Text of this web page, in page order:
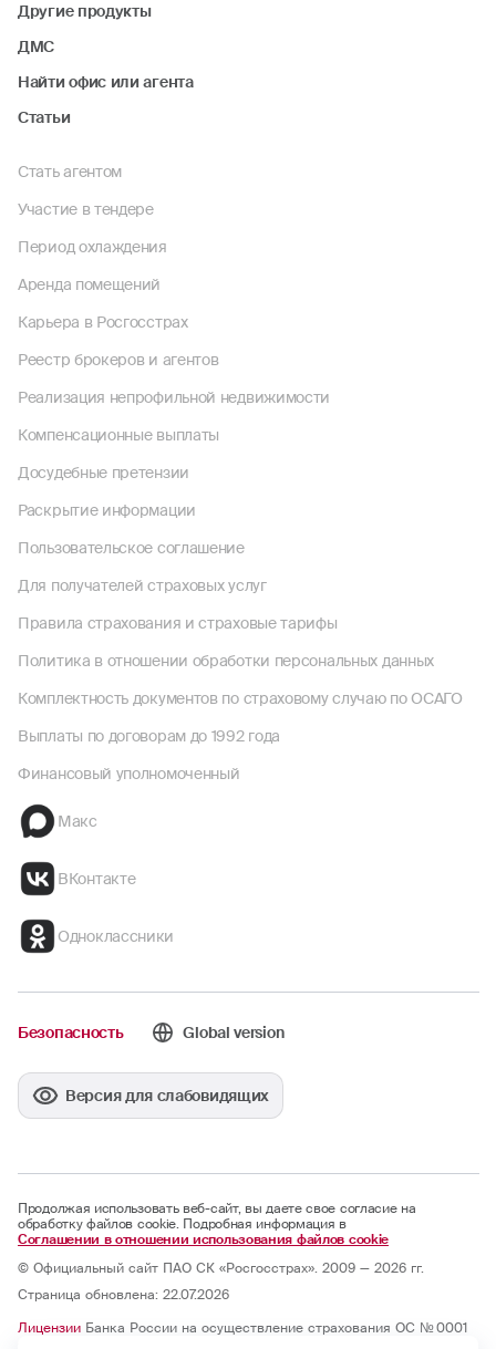
Другие продукты
ДМС
Найти офис или агента
Статьи
Стать агентом
Участие в тендере
Период охлаждения
Аренда помещений
Карьера в Росгосстрах
Реестр брокеров и агентов
Реализация непрофильной недвижимости
Компенсационные выплаты
Досудебные претензии
Раскрытие информации
Пользовательское соглашение
Для получателей страховых услуг
Правила страхования и страховые тарифы
Политика в отношении обработки персональных данных
Комплектность документов по страховому случаю по ОСАГО
Выплаты по договорам до 1992 года
Финансовый уполномоченный
Макс
ВКонтакте
Одноклассники
Безопасность Global version
Версия для слабовидящих
Продолжая использовать веб-сайт, вы даете свое согласие на
обработку файлов cookie. Подробная информация в
Соглашении в отношении использования файлов cookie
© Официальный сайт ПАО СК «Росгосстрах». 2009 — 2026 гг.
Страница обновлена: 22.07.2026
Лицензии Банка России на осуществление страхования ОС № 0001